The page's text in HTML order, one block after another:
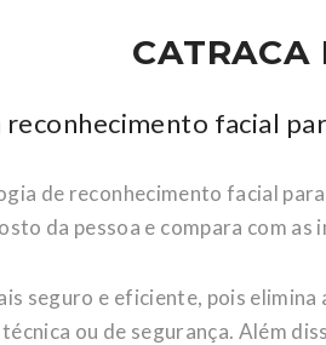
CATRACA
facial
de reconhecimento facial
da pessoa e compara com as
seguro e eficiente, pois
ou de segurança. Além